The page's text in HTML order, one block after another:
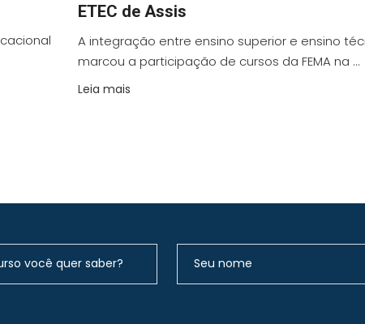
ETEC de Assis
A integração entre ensino superior e ensino
marcou a participação de cursos da FEMA na ...
Leia mais